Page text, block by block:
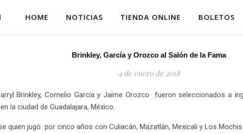
HOME NOTICIAS TIENDA ONLINE BOLETOS
Brinkley, García y Orozco al Salón de la Fama
4 de enero de 2018
Brinkley, Cornelio García y Jaime Orozco fueron seleccionados a
la ciudad de Guadalajara, México.
quien jugó por cinco años con Culiacán, Mazatlán, Mexicali y Los